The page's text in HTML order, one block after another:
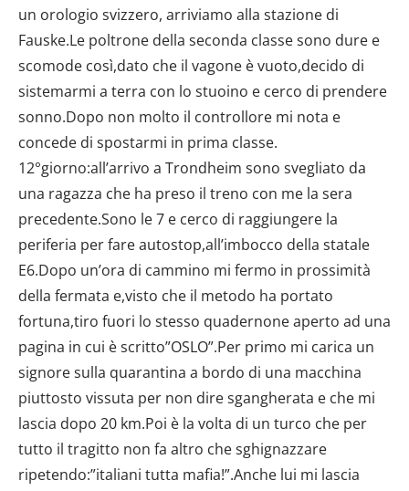
un orologio svizzero, arriviamo alla stazione di
Fauske.Le poltrone della seconda classe sono dure e
scomode così,dato che il vagone è vuoto,decido di
sistemarmi a terra con lo stuoino e cerco di prendere
sonno.Dopo non molto il controllore mi nota e
concede di spostarmi in prima classe.
12°giorno:all’arrivo a Trondheim sono svegliato da
una ragazza che ha preso il treno con me la sera
precedente.Sono le 7 e cerco di raggiungere la
periferia per fare autostop,all’imbocco della statale
E6.Dopo un’ora di cammino mi fermo in prossimità
della fermata e,visto che il metodo ha portato
fortuna,tiro fuori lo stesso quadernone aperto ad una
pagina in cui è scritto”OSLO”.Per primo mi carica un
signore sulla quarantina a bordo di una macchina
piuttosto vissuta per non dire sgangherata e che mi
lascia dopo 20 km.Poi è la volta di un turco che per
tutto il tragitto non fa altro che sghignazzare
ripetendo:”italiani tutta mafia!”.Anche lui mi lascia